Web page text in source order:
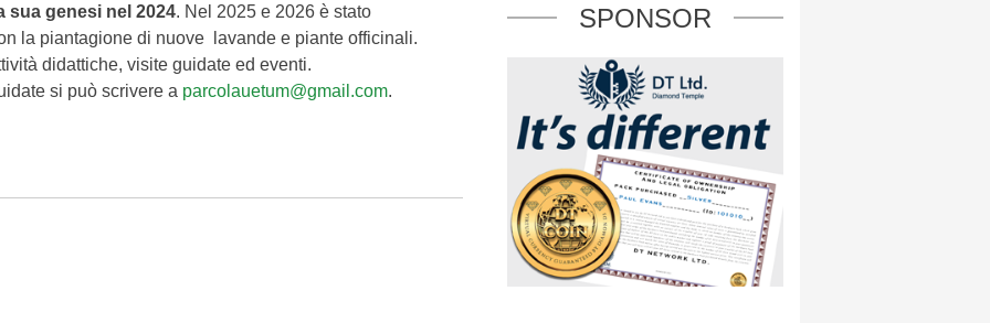
sua genesi nel 2024. Nel 2025 e 2026 è stato
la piantagione di nuove lavande e piante officinali.
didattiche, visite guidate ed eventi.
si può scrivere a parcolauetum@gmail.com.
SPONSOR